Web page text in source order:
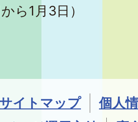
ら1月3日）
サイトマップ
個人